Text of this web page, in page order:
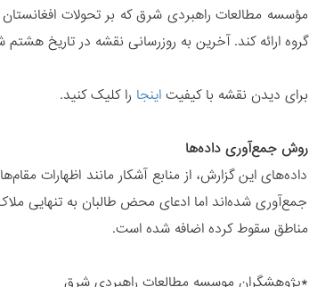
مؤسسه مطالعات راهبردی شرق که بر تحولات
گروه ارائه کند. آخرین به روزرسانی نقشه در تاریخ هشتم
برای دیدن نقشه با کیفیت اینجا را کلیک کنید.
روش جمع‌آوری داده‌ها
داده‌های این گزارش، از منابع آشکار مانند اظهارات
جمع‌آوری شده‌اند اما ادعای محض طالبان به تنهایی
مناطق سقوط کرده اضافه شده است.
*پژوهشگران موسسه مطالعات راهبردی شرق